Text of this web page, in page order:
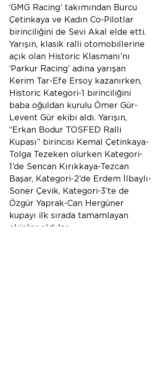
‘GMG Racing’ takımından Burcu
Çetinkaya ve Kadın Co-Pilotlar
birinciliğini de Sevi Akal elde etti.
Yarışın, klasik ralli otomobillerine
açık olan Historic Klasmanı’nı
‘Parkur Racing’ adına yarışan
Kerim Tar-Efe Ersoy kazanırken,
Historic Kategori-1 birinciliğini
baba oğuldan kurulu Ömer Gür-
Levent Gür ekibi aldı. Yarışın,
“Erkan Bodur TOSFED Ralli
Kupası” birincisi Kemal Çetinkaya-
Tolga Tezeken olurken Kategori-
1’de Sencan Kırıkkaya-Tezcan
Başar, Kategori-2’de Erdem İlbaylı-
Soner Çevik, Kategori-3’te de
Özgür Yaprak-Can Hergüner
kupayı ilk sırada tamamlayan
ekipler oldular.